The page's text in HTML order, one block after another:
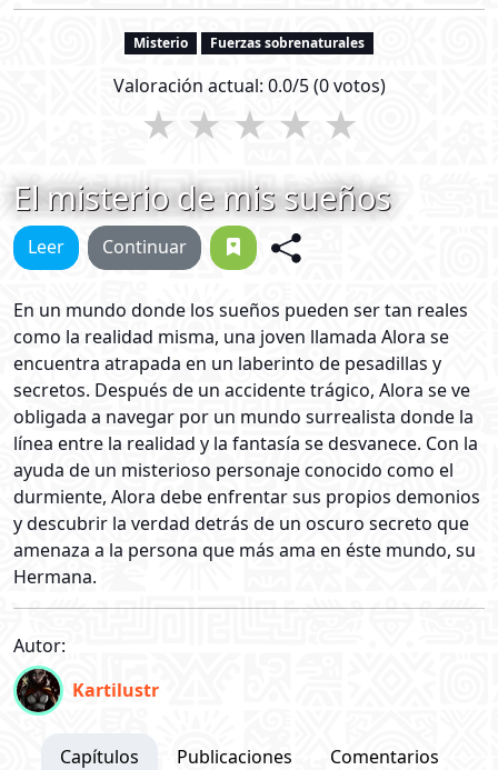
Misterio Fuerzas sobrenaturales
Valoración actual: 0.0/5 (0votos)
★ ★ ★ ★ ★
El misterio de mis sueños
Leer Continuar
En un mundo donde los sueños pueden ser tan reales
como la realidad misma, una joven llamada Alora se
encuentra atrapada en un laberinto de pesadillas y
secretos. Después de un accidente trágico, Alora se ve
obligada a navegar por un mundo surrealista donde la
línea entre la realidad y la fantasía se desvanece. Con la
ayuda de un misterioso personaje conocido como el
durmiente, Alora debe enfrentar sus propios demonios
y descubrir la verdad detrás de un oscuro secreto que
amenaza a la persona que más ama en éste mundo, su
Hermana.
Autor:
Kartilustr
Capítulos Publicaciones
Comentarios